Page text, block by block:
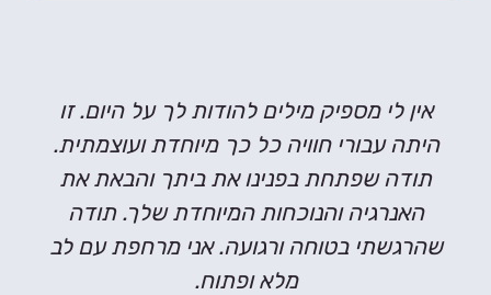
אין לי מספיק מילים להודות לך על היום. זו
היתה עבורי חוויה כל כך מיוחדת ועוצמתית.
תודה שפתחת בפנינו את ביתך והבאת את
האנרגיה והנוכחות המיוחדת שלך. תודה
שהרגשתי בטוחה ורגועה. אני מרחפת עם לב
מלא ופתוח.